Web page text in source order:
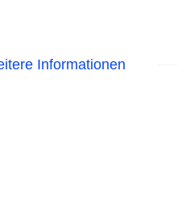
Informationen